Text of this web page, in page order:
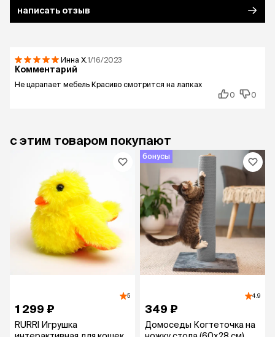
написать отзыв
Инна Х.1/16/2023
Комментарий
Не царапает мебель Красиво смотрится на лапках
0
0
с этим товаром покупают
5
1 299 ₽
RURRI Игрушка
бонусы
4.9
349 ₽
Домоседы Когтеточка на